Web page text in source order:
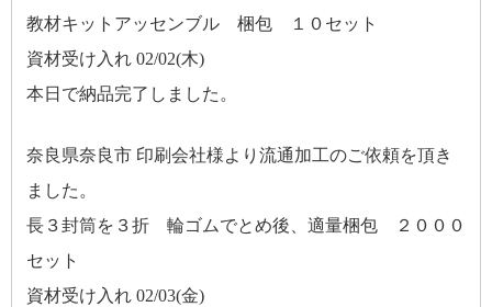
教材キットアッセンブル 梱包 １０セット
資材受け入れ 02/02(木)
本日で納品完了しました。
奈良県奈良市 印刷会社様より流通加工のご依頼を頂き
ました。
長３封筒を３折 輪ゴムでとめ後、適量梱包 ２０００
セット
資材受け入れ 02/03(金)